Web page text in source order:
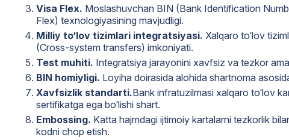
Visa Flex. Moslashuvchan BIN (Bank Identification
Flex) texnologiyasining mavjudligi.
Milliy to‘lov tizimlari integratsiyasi. Xalqaro to‘lov
(Cross-system transfers) imkoniyati.
Test muhiti. Integratsiya jarayonini xavfsiz va tezkor
BIN homiyligi. Loyiha doirasida alohida shartnoma
Xavfsizlik standarti.Bank infratuzilmasi xalqaro to‘lov
sertifikatga ega bo‘lishi shart.
Embossing. Katta hajmdagi ijtimoiy kartalarni tezkorlik
kodni chop etish.